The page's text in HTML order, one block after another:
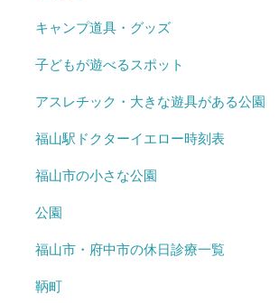
キャンプ道具・グッズ
子どもが遊べるスポット
アスレチック・大きな遊具がある公園
福山駅ドクターイエロー時刻表
福山市の小さな公園
公園
福山市・府中市の休日診療一覧
鞆町